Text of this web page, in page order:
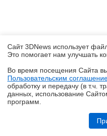
Обзор Infinix GT 50 Pro:
Сайт 3DNews использует
Это помогает нам улучшать
Во время посещения Cайта
Пользовательским
обработку и передачу (в т.ч.
данных, использование
программ.